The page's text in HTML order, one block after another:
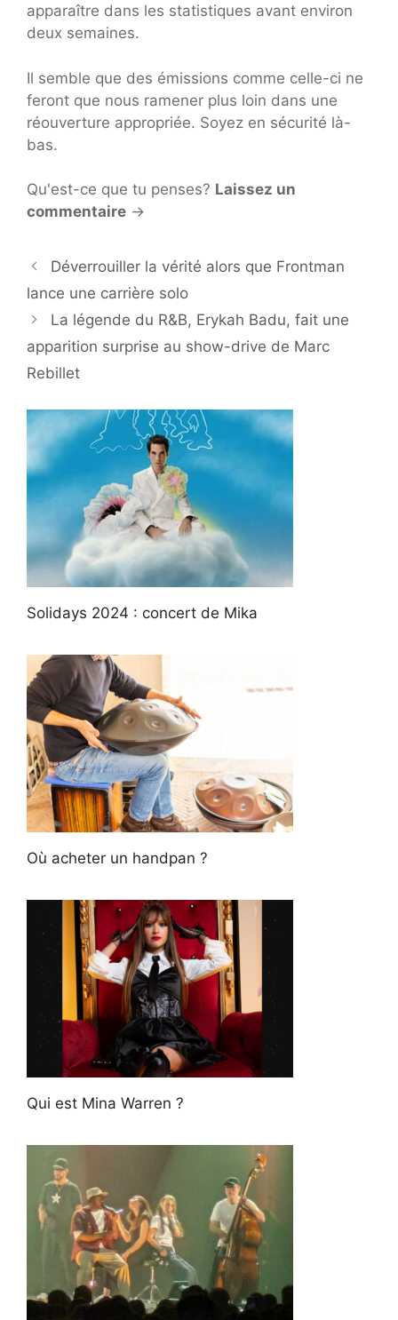
apparaître dans les statistiques avant environ
deux semaines.
Il semble que des émissions comme celle-ci ne
feront que nous ramener plus loin dans une
réouverture appropriée. Soyez en sécurité là-
bas.
Qu'est-ce que tu penses? Laissez un
commentaire →
Déverrouiller la vérité alors que Frontman
lance une carrière solo
La légende du R&B, Erykah Badu, fait une
apparition surprise au show-drive de Marc
Rebillet
Solidays 2024 : concert de Mika
Où acheter un handpan ?
Qui est Mina Warren ?